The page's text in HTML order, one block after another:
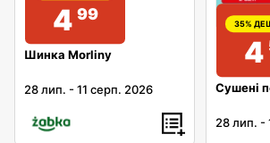
4 99
Шинка Morliny
28 лип. -11 серп. 2026
35%
4
Сушені
28 лип. -